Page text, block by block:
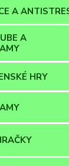
A
A
HRY